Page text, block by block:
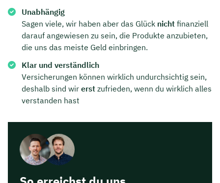
Unabhängig
Sagen viele, wir haben aber das Glück nicht finanziell
darauf angewiesen zu sein, die Produkte anzubieten,
die uns das meiste Geld einbringen.
Klar und verständlich
Versicherungen können wirklich undurchsichtig sein,
deshalb sind wir erst zufrieden, wenn du wirklich alles
verstanden hast
Jetzt persönliches
Beratungsgespräch mit Jonas
Ubben sichern 🤝